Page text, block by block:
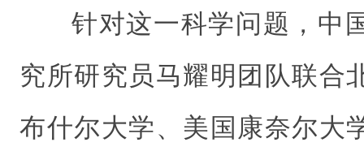
针对这一科学问题，中
究所研究员马耀明团队联合
布什尔大学、美国康奈尔大